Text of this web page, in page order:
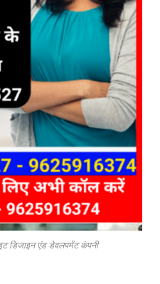
डिजाइन एंड डेवलपमेंट कंपनी